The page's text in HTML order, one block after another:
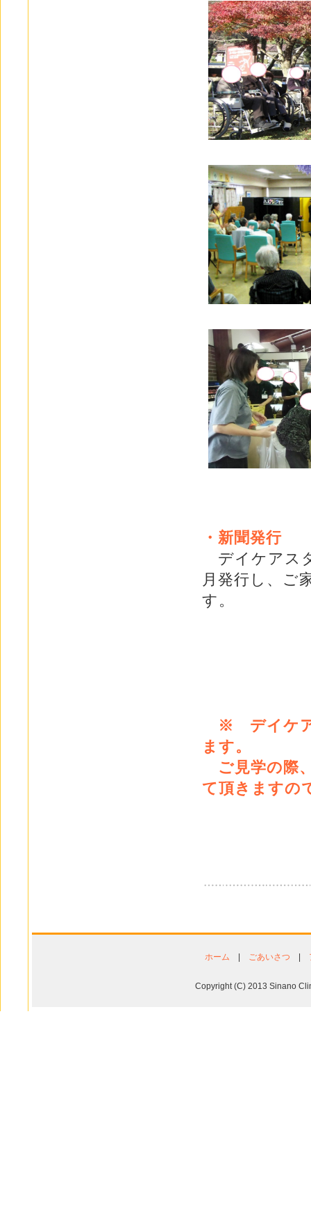
・新聞発行
デイケアス
月発行し、ご
す。
※ デイケア
ます。
ご見学の際
て頂きますの
ホーム ごあいさつ
Copyright (C) 2013 Sinano